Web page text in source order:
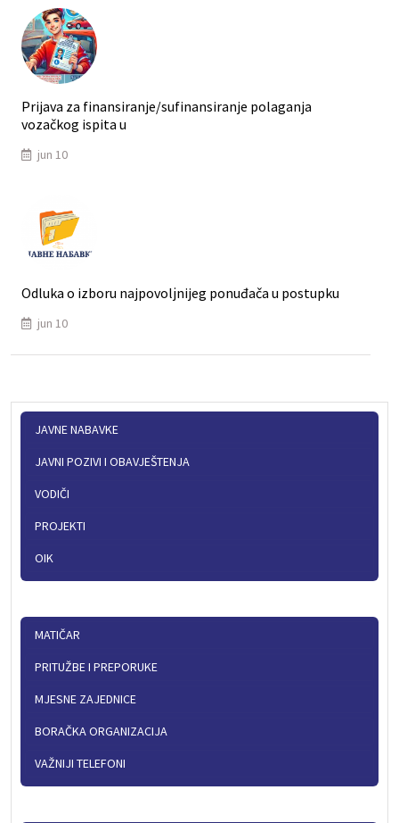
Prijava za finansiranje/sufinansiranje polaganja
vozačkog ispita u
jun 10
Odluka o izboru najpovolјnijeg ponuđača u postupku
jun 10
JAVNE NABAVKE
JAVNI POZIVI I OBAVJEŠTENJA
VODIČI
PROJEKTI
OIK
MATIČAR
PRITUŽBE I PREPORUKE
MJESNE ZAJEDNICE
BORAČKA ORGANIZACIJA
VAŽNIJI TELEFONI